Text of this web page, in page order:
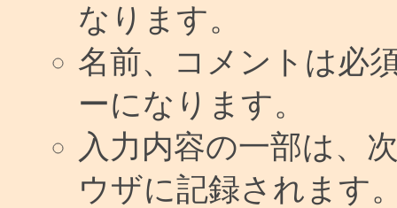
なります。
名前、コメントは必
ーになります。
入力内容の一部は、
ウザに記録されます